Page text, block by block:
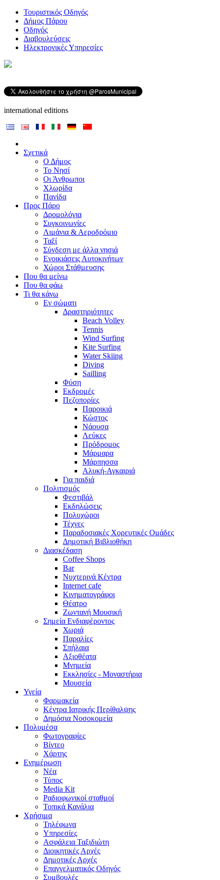
Τουριστικός Οδηγός
Δήμος Πάρου
Οδηγός
Διαβουλεύσεις
Ηλεκτρονικές Υπηρεσίες
international editions
Σχετικά
Ο Δήμος
Το Νησί
Οι Άνθρωποι
Χλωρίδα
Πανίδα
Προς Πάρο
Δρομολόγια
Συγκοινωνίες
Λιμάνια & Αεροδρόμιο
Ταξί
Σύνδεση με άλλα νησιά
Ενοικιάσεις Αυτοκινήτων
Χώροι Στάθμευσης
Που θα μείνω
Που θα φάω
Τι θα κάνω
Εν σώματι
Δραστηριότητες
Beach Volley
Tennis
Wind Surfing
Kite Surfing
Water Skiing
Diving
Sailling
Φύση
Εκδρομές
Πεζοπορίες
Παροικιά
Κώστος
Νάουσα
Λεύκες
Πρόδρομος
Μάρμαρα
Μάρπησσα
Αλυκή-Αγκαιριά
Για παιδιά
Πολιτισμός
Φεστιβάλ
Εκδηλώσεις
Πολυχώροι
Τέχνες
Παραδοσιακές Χορευτικές Ομάδες
Δημοτική Βιβλιοθήκη
Διασκέδαση
Coffee Shops
Bar
Νυχτερινά Κέντρα
Internet cafe
Κινηματογράφοι
Θέατρο
Ζωντανή Μουσική
Σημεία Ενδιαφέροντος
Χωριά
Παραλίες
Σπήλαια
Αξιοθέατα
Μνημεία
Εκκλησίες - Μοναστήρια
Μουσεία
Υγεία
Φαρμακεία
Κέντρα Ιατρικής Περίθαλψης
Δημόσια Νοσοκομεία
Πολυμέσα
Φωτογραφίες
Bίντεο
Χάρτης
Ενημέρωση
Νέα
Τύπος
Media Kit
Ραδιοφωνικοί σταθμοί
Τοπικά Κανάλια
Χρήσιμα
Τηλέφωνα
Υπηρεσίες
Ασφάλεια Ταξιδιώτη
Διοικητικές Αρχές
Δημοτικές Αρχές
Επαγγελματικός Οδηγός
Συμβουλές